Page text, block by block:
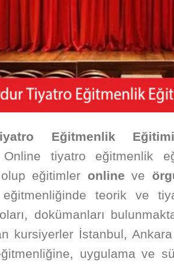
Eğitmenlik Eğitimi
Online tiyatro eğitmenlik
eğitimler online ve
teorik ve
dokümanları
kursiyerler İstanbul,
uygulama ve